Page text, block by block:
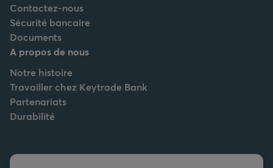
Contactez-nous
Sécurité bancaire
Documents
A propos de nous
Notre histoire
Travailler chez Keytrade Bank
Partenariats
Durabilité